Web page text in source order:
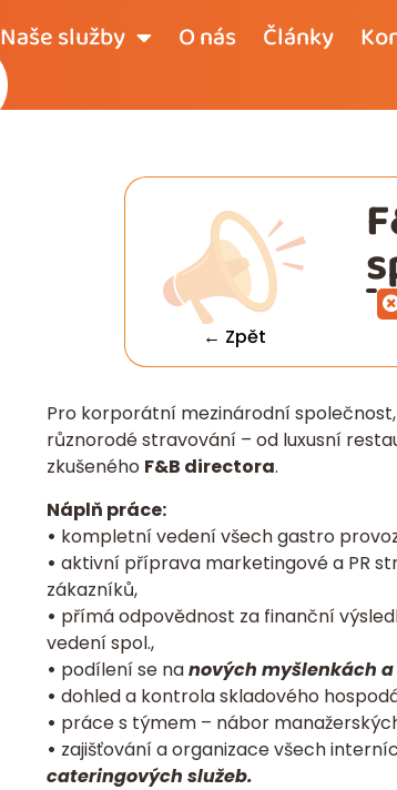
Naše služby O nás Články
← Zpět
Pro korporátní mezinárodní
různorodé stravování – od luxusní
zkušeného F&B directora.
Náplň práce:
• kompletní vedení všech gastro
• aktivní příprava marketingové a PR
zákazníků,
• přímá odpovědnost za finanční
vedení spol.,
• podílení se nanových myšlenkách
• dohled a kontrola skladového
• práce s týmem – nábor
• zajišťování a organizace všech
cateringových služeb.